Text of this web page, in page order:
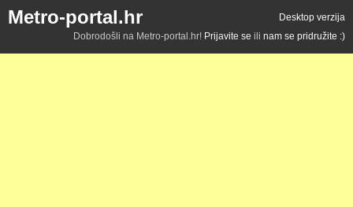
Metro-portal.hr
Desktop verzija
Dobrodošli na Metro-portal.hr! Prijavite se ili nam se pridružite :)